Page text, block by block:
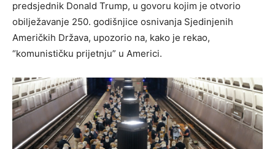
predsjednik Donald Trump, u govoru kojim je otvorio
obilježavanje 250. godišnjice osnivanja Sjedinjenih
Američkih Država, upozorio na, kako je rekao,
“komunističku prijetnju” u Americi.